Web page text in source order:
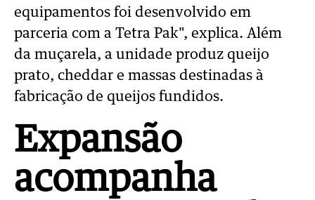
equipamentos foi desenvolvido em
parceria com a Tetra Pak", explica. Além
da muçarela, a unidade produz queijo
prato, cheddar e massas destinadas à
fabricação de queijos fundidos.
Expansão
acompanha